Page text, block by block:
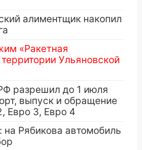
алиментщик накопил
«Ракетная
Ульяновской
разрешил до 1 июля
выпуск и обращение
Евро 3, Евро 4
на Рябикова автомобиль